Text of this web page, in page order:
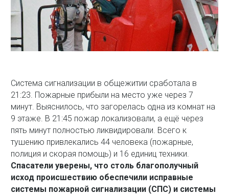
Система сигнализации в общежитии сработала в
21:23. Пожарные прибыли на место уже через 7
минут. Выяснилось, что загорелась одна из комнат на
9 этаже. В 21:45 пожар локализовали, а ещё через
пять минут полностью ликвидировали. Всего к
тушению привлекались 44 человека (пожарные,
полиция и скорая помощь) и 16 единиц техники.
Спасатели уверены, что столь благополучный
исход происшествию обеспечили исправные
системы пожарной сигнализации (СПС) и системы